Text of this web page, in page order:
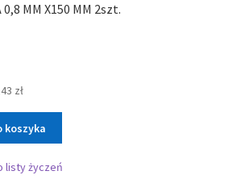
MM X150 MM 2szt.
zł
koszyka
listy życzeń